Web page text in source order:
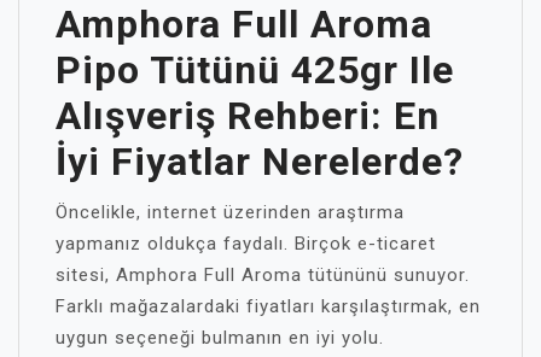
Amphora Full Aroma
Pipo Tütünü 425gr Ile
Alışveriş Rehberi: En
İyi Fiyatlar Nerelerde?
Öncelikle, internet üzerinden araştırma
yapmanız oldukça faydalı. Birçok e-ticaret
sitesi, Amphora Full Aroma tütününü sunuyor.
Farklı mağazalardaki fiyatları karşılaştırmak, en
uygun seçeneği bulmanın en iyi yolu.